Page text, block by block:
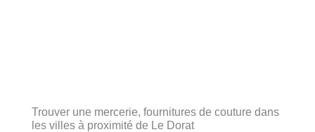
Trouver une mercerie, fournitures de couture dans
les villes à proximité de Le Dorat